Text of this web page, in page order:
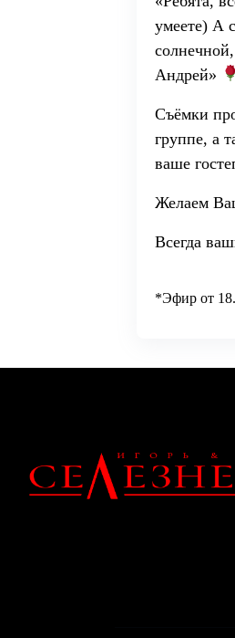
умеете) А
Андрей»
Съёмки
группе, а
ваше
Желаем
Всегда
*Эфир от